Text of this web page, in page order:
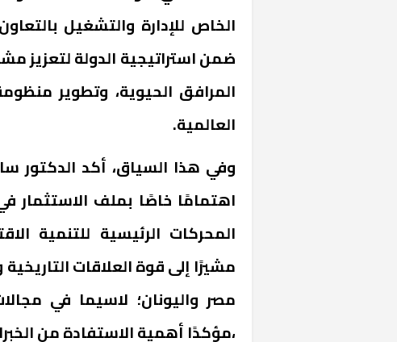
ضمن استراتيجية الدولة لتعزيز
المرافق الحيوية، وتطوير
العالمية.
وفي هذا السياق، أكد الدكتور
اهتمامًا خاصًا بملف الاستثمار
المحركات الرئيسية للتنمية
مشيرًا إلى قوة العلاقات
مصر واليونان؛ لاسيما في
،مؤكدًا أهمية الاستفادة من